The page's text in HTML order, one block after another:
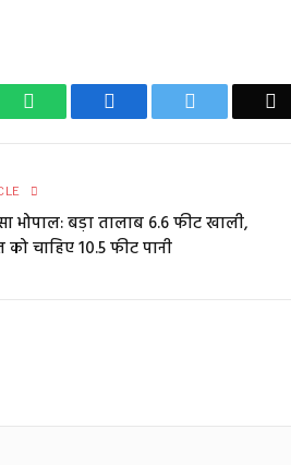
WhatsApp Facebook
भोपाल: बड़ा तालाब 6.6 फीट खाली,
चाहिए 10.5 फीट पानी